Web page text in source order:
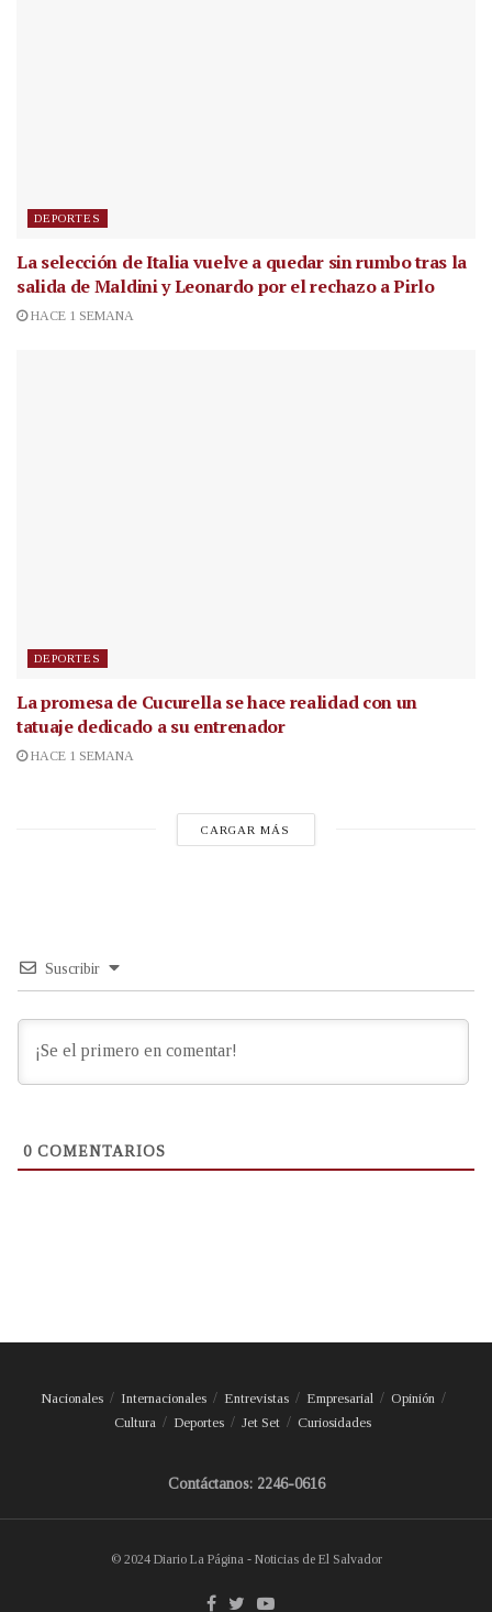
DEPORTES
La selección de Italia vuelve a quedar sin rumbo tras la
salida de Maldini y Leonardo por el rechazo a Pirlo
HACE 1 SEMANA
DEPORTES
La promesa de Cucurella se hace realidad con un
tatuaje dedicado a su entrenador
HACE 1 SEMANA
CARGAR MÁS
Suscribir
0 COMENTARIOS
Nacionales Internacionales Entrevistas Empresarial
Opinión
Cultura
Deportes Jet Set Curiosidades
Contáctanos: 2246-0616
© 2024 Diario La Página - Noticias de El Salvador